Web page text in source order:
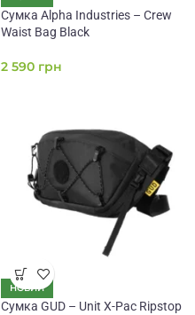
Сумка Alpha Industries – Crew
Waist Bag Black
2 590 грн
НОВИЙ
Сумка GUD – Unit X-Pac Ripstop